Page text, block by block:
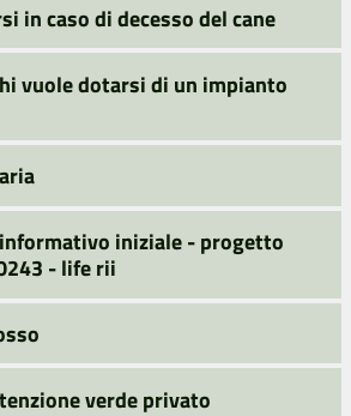
in caso di decesso del cane
vuole dotarsi di un impianto
iniziale - progetto
- life rii
verde privato